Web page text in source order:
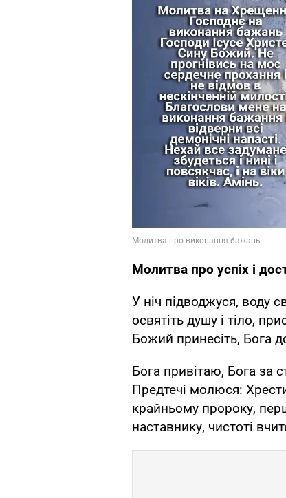
Молитва про успіх і
У ніч підводжуся, воду
освятіть душу і тіло,
Божий принесіть, Бога
Бога привітаю, Бога за
Предтечі молюся:
крайньому пророку,
наставнику, чистоті